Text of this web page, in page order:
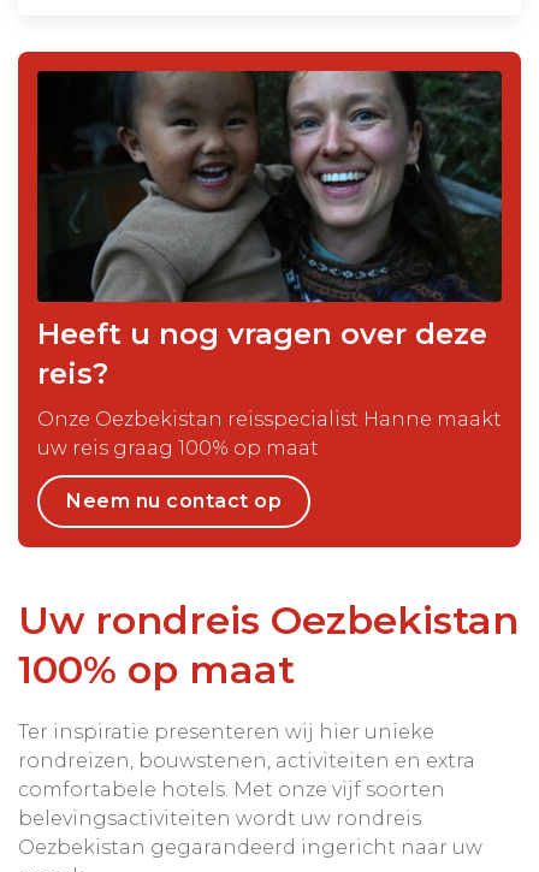
Heeft u nog vragen over deze
reis?
Onze Oezbekistan reisspecialist Hanne maakt
uw reis graag 100% op maat
Neem nu contact op
Uw rondreis Oezbekistan
100% op maat
Ter inspiratie presenteren wij hier unieke
rondreizen, bouwstenen, activiteiten en extra
comfortabele hotels. Met onze vijf soorten
belevingsactiviteiten wordt uw rondreis
Oezbekistan gegarandeerd ingericht naar uw